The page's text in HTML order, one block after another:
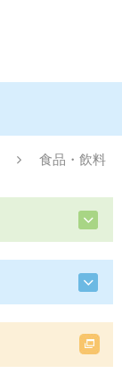
食品・飲料